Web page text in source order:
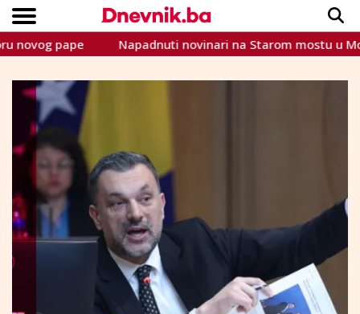
VIJESTI
SPORT
INTERVIEW
TEME
CRNA KRONIKA
LIFESTYLE
Copyright © Dnevnik.ba 2023.
pape Napadnuti novinari na Starom mostu u